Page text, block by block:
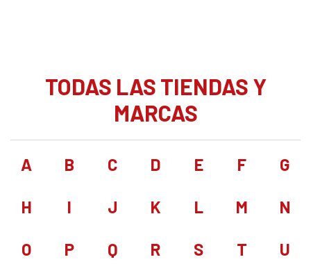
TODAS LAS TIENDAS Y
MARCAS
A B C D E F G
H I J K L M N
O P Q R S T U